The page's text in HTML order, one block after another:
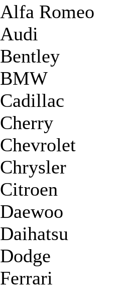
Alfa Romeo
Audi
Bentley
BMW
Cadillac
Cherry
Chevrolet
Chrysler
Citroen
Daewoo
Daihatsu
Dodge
Ferrari